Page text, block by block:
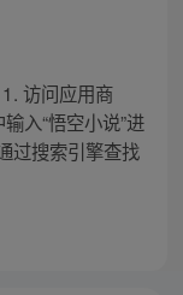
访问应用商
入“悟空小说”进
过搜索引擎查找